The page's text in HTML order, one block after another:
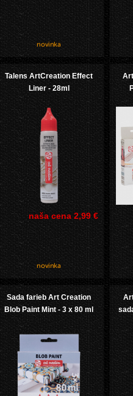
Talens ArtCreation Effect
Liner - 28ml
naša cena 2,99 €
Sada farieb Art Creation
Blob Paint Mint - 3 x 80 ml